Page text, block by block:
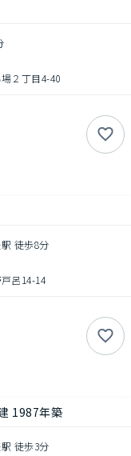
２丁目4-40
徒歩8分
呂14-14
1987年築
徒歩3分